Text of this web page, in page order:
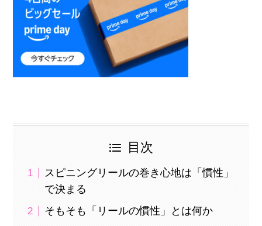
目次
スピニングリールの巻き心地は「慣性」
で決まる
そもそも「リールの慣性」とは何か